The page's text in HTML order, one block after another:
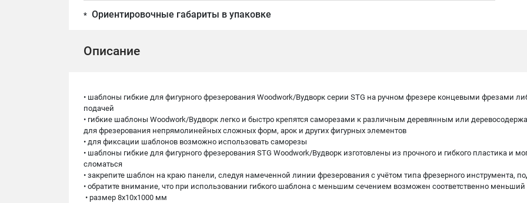
* Ориентировочные габариты в упаковке
Описание
• шаблоны гибкие для фигурного фрезерования Woodwork/Вудворк серии STG на ручном фрезере концевыми фрезами
подачей
• гибкие шаблоны Woodwork/Вудворк легко и быстро крепятся саморезами к различным деревянным или
для фрезерования непрямолинейных сложных форм, арок и других фигурных элементов
• для фиксации шаблонов возможно использовать саморезы
• шаблоны гибкие для фигурного фрезерования STG Woodwork/Вудворк изготовлены из прочного и гибкого пластика и
сломаться
• закрепите шаблон на краю панели, следуя намеченной линии фрезерования с учётом типа фрезерного инструмента,
• обратите внимание, что при использовании гибкого шаблона с меньшим сечением возможен соответственно
• размер 8х10х1000 мм